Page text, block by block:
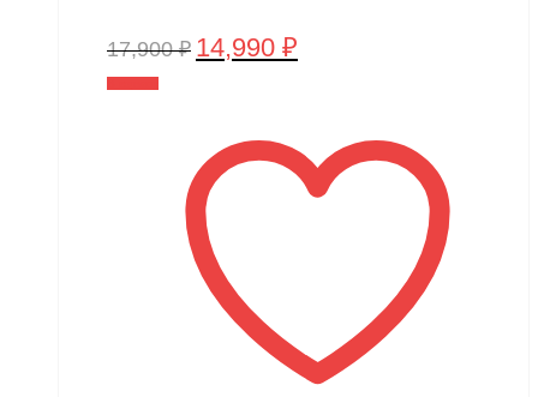
17,900₽ Первоначальная
17,900 ₽.
14,990 ₽